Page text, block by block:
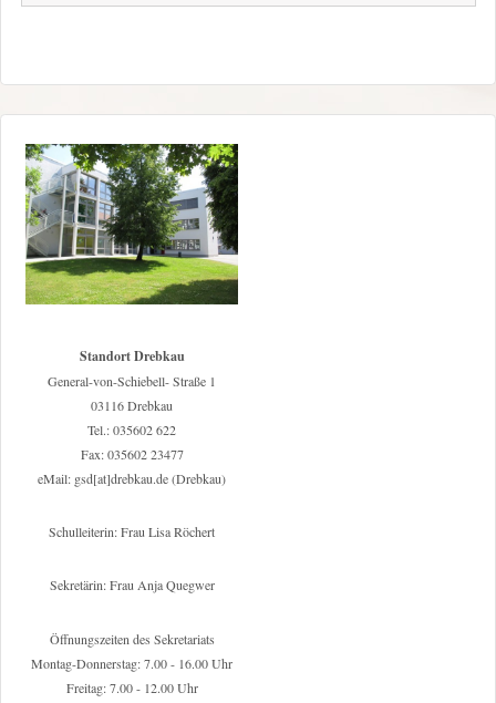
Standort Drebkau
General-von-Schiebell- Straße 1
03116 Drebkau
Tel.: 035602 622
Fax: 035602 23477
eMail: gsd[at]drebkau.de (Drebkau)
Schulleiterin: Frau Lisa Röchert
Sekretärin: Frau Anja Quegwer
Öffnungszeiten des Sekretariats
Montag-Donnerstag: 7.00 - 16.00 Uhr
Freitag: 7.00 - 12.00 Uhr